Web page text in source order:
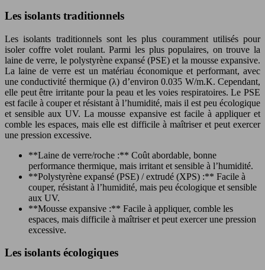
Les isolants traditionnels
Les isolants traditionnels sont les plus couramment utilisés pour
isoler coffre volet roulant. Parmi les plus populaires, on trouve la
laine de verre, le polystyrène expansé (PSE) et la mousse expansive.
La laine de verre est un matériau économique et performant, avec
une conductivité thermique (λ) d’environ 0.035 W/m.K. Cependant,
elle peut être irritante pour la peau et les voies respiratoires. Le PSE
est facile à couper et résistant à l’humidité, mais il est peu écologique
et sensible aux UV. La mousse expansive est facile à appliquer et
comble les espaces, mais elle est difficile à maîtriser et peut exercer
une pression excessive.
**Laine de verre/roche :** Coût abordable, bonne
performance thermique, mais irritant et sensible à l’humidité.
**Polystyrène expansé (PSE) / extrudé (XPS) :** Facile à
couper, résistant à l’humidité, mais peu écologique et sensible
aux UV.
**Mousse expansive :** Facile à appliquer, comble les
espaces, mais difficile à maîtriser et peut exercer une pression
excessive.
Les isolants écologiques